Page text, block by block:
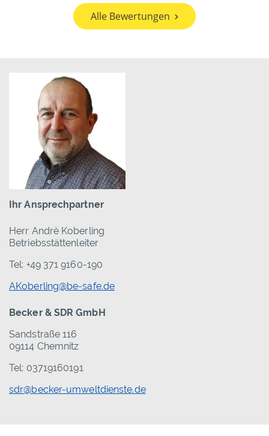
Alle Bewertungen
Ihr Ansprechpartner
Herr Andrè Koberling
Betriebsstättenleiter
Tel: +49 371 9160-190
AKoberling@be-safe.de
Becker & SDR GmbH
Sandstraße 116
09114 Chemnitz
Tel: 03719160191
sdr@becker-umweltdienste.de